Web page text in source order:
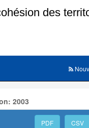
2003
PDF CSV